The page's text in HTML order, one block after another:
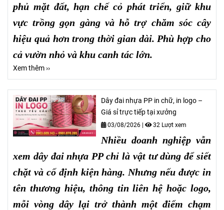
phủ mặt đất, hạn chế cỏ phát triển, giữ khu
vực trồng gọn gàng và hỗ trợ chăm sóc cây
hiệu quả hơn trong thời gian dài. Phù hợp cho
cả vườn nhỏ và khu canh tác lớn.
Xem thêm ››
Dây đai nhựa PP in chữ, in logo –
Giá sỉ trực tiếp tại xưởng
03/08/2026 | 32 Lượt xem
Nhiều doanh nghiệp vẫn
xem dây đai nhựa PP chỉ là vật tư dùng để siết
chặt và cố định kiện hàng. Nhưng nếu được in
tên thương hiệu, thông tin liên hệ hoặc logo,
mỗi vòng dây lại trở thành một điểm chạm